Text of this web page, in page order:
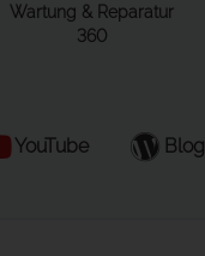
Wartung & Reparatur
360
YouTube Blog